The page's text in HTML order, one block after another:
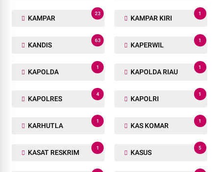
KAMPAR
23
KAMPAR KIRI
1
KANDIS
63
KAPERWIL
1
KAPOLDA
1
KAPOLDA RIAU
1
KAPOLRES
4
KAPOLRI
1
KARHUTLA
1
KAS KOMAR
1
KASAT RESKRIM
1
KASUS
5